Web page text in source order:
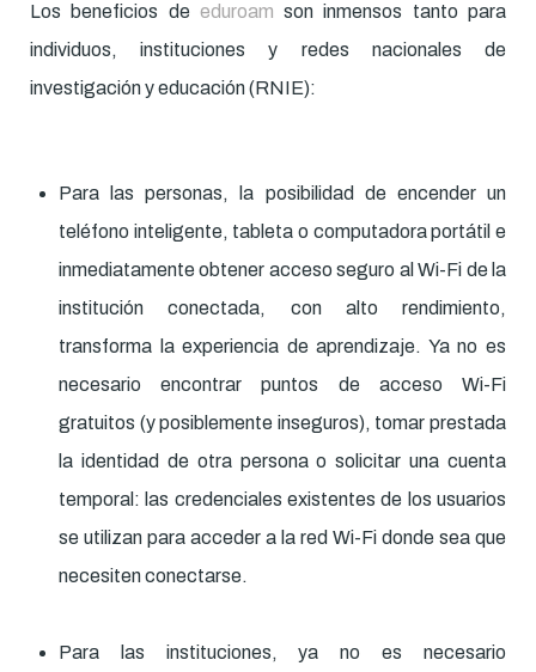
Los beneficios de eduroam son inmensos tanto para
individuos, instituciones y redes nacionales de
investigación y educación (RNIE):
Para las personas, la posibilidad de encender un
teléfono inteligente, tableta o computadora portátil e
inmediatamente obtener acceso seguro al Wi-Fi de la
institución conectada, con alto rendimiento,
transforma la experiencia de aprendizaje. Ya no es
necesario encontrar puntos de acceso Wi-Fi
gratuitos (y posiblemente inseguros), tomar prestada
la identidad de otra persona o solicitar una cuenta
temporal: las credenciales existentes de los usuarios
se utilizan para acceder a la red Wi-Fi donde sea que
necesiten conectarse.
Para las instituciones, ya no es necesario